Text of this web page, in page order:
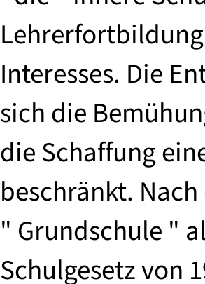
Interesses. Die
sich die
die Schaffung
beschränkt.
" Grundschule "
Schulgesetz von